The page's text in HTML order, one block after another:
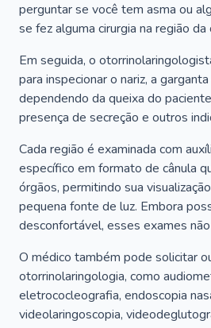
perguntar se você tem asma ou
se fez alguma cirurgia na região da
Em seguida, o
para inspecionar o nariz, a
dependendo da queixa do
presença de secreção e outros
Cada região é examinada com
específico em formato de cânula
órgãos, permitindo sua
pequena fonte de luz. Embora
desconfortável, esses exames
O médico também pode solicitar
otorrinolaringologia, como
eletrococleografia, endoscopia
videolaringoscopia,